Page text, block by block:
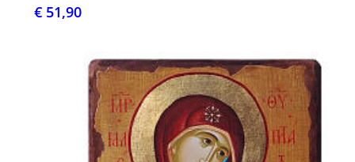
€ 51,90